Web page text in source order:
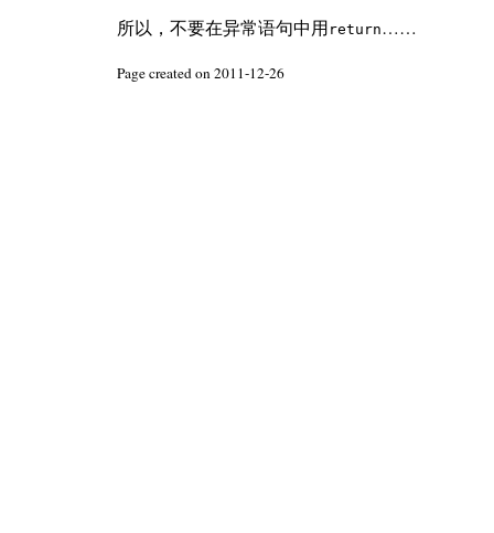
所以，不要在异常语句中用 return ……
Page created on 2011-12-26